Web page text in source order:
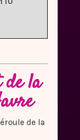
de la
de la